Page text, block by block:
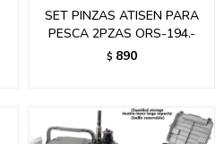
SET PINZAS ATISEN PARA
PESCA 2PZAS ORS-194.-
$ 890